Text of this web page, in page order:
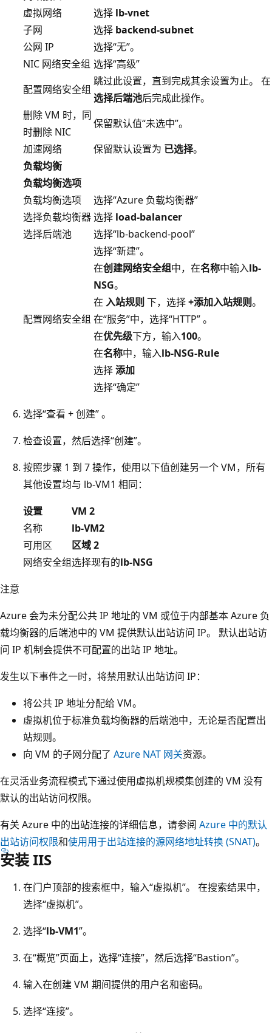
虚拟网络
选择 lb-vnet
子网
选择 backend-subnet
公网 IP
选择“无”。
NIC 网络安全组 选择“高级”
配置网络安全组
跳过此设置，直到完成其余设置为止。 在
选择后端池后完成此操作。
删除 VM 时，同
时删除 NIC
保留默认值“未选中”。
加速网络
保留默认设置为 已选择。
负载均衡
负载均衡选项
负载均衡选项
选择“Azure 负载均衡器”
选择负载均衡器选择 load-balancer
选择后端池
选择“lb-backend-pool”
配置网络安全组
选择“新建”。
在创建网络安全组中，在名称中输入lb-
NSG。
在 入站规则 下，选择+添加入站规则。
在“服务”中，选择“HTTP” 。
在优先级下方，输入100。
在名称中，输入lb-NSG-Rule
选择添加
选择“确定”
选择“查看 + 创建” 。
检查设置，然后选择“创建”。
按照步骤 1 到 7 操作，使用以下值创建另一个 VM，所有
其他设置均与 lb-VM1 相同：
设置
VM 2
名称
lb-VM2
可用区
区域 2
网络安全组选择现有的lb-NSG
注意
Azure 会为未分配公共 IP 地址的 VM 或位于内部基本 Azure 负
载均衡器的后端池中的 VM 提供默认出站访问 IP。 默认出站访
问 IP 机制会提供不可配置的出站 IP 地址。
发生以下事件之一时，将禁用默认出站访问 IP：
将公共 IP 地址分配给 VM。
虚拟机位于标准负载均衡器的后端池中，无论是否配置出
站规则。
向 VM 的子网分配了 Azure NAT 网关资源。
在灵活业务流程模式下通过使用虚拟机规模集创建的 VM 没有
默认的出站访问权限。
有关 Azure 中的出站连接的详细信息，请参阅 Azure 中的默认
出站访问权限和使用用于出站连接的源网络地址转换 (SNAT)。
安装 IIS
在门户顶部的搜索框中，输入“虚拟机”。 在搜索结果中，
选择“虚拟机”。
选择“lb-VM1”。
在“概览”页面上，选择“连接”，然后选择“Bastion”。
输入在创建 VM 期间提供的用户名和密码。
选择“连接”。